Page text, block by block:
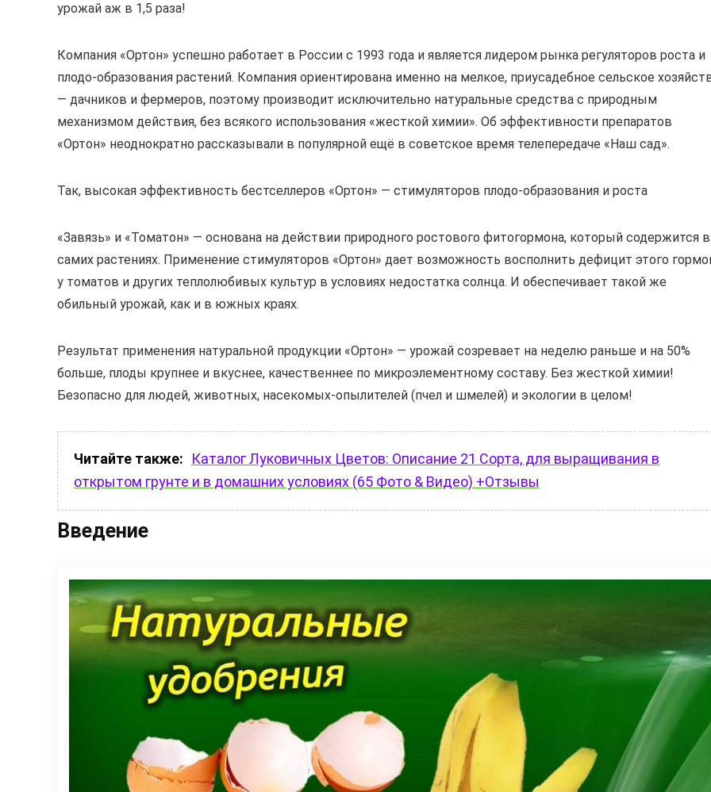
урожай аж в 1,5 раза!
Компания «Ортон» успешно работает в России с 1993 года и является лидером рынка регуляторов роста и
плодо-образования растений. Компания ориентирована именно на мелкое, приусадебное сельское
— дачников и фермеров, поэтому производит исключительно натуральные средства с природным
механизмом действия, без всякого использования «жесткой химии». Об эффективности препаратов
«Ортон» неоднократно рассказывали в популярной ещё в советское время телепередаче «Наш сад».
Так, высокая эффективность бестселлеров «Ортон» — стимуляторов плодо-образования и роста
«Завязь» и «Томатон» — основана на действии природного ростового фитогормона, который содержится в
самих растениях. Применение стимуляторов «Ортон» дает возможность восполнить дефицит этого
у томатов и других теплолюбивых культур в условиях недостатка солнца. И обеспечивает такой же
обильный урожай, как и в южных краях.
Результат применения натуральной продукции «Ортон» — урожай созревает на неделю раньше и на 50%
больше, плоды крупнее и вкуснее, качественнее по микроэлементному составу. Без жесткой химии!
Безопасно для людей, животных, насекомых-опылителей (пчел и шмелей) и экологии в целом!
Читайте также:
Каталог Луковичных Цветов: Описание 21 Сорта, для выращивания в
открытом грунте и в домашних условиях (65 Фото & Видео) +Отзывы
Введение